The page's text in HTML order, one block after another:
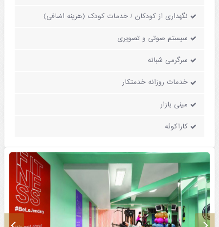
نگهداری از کودکان / خدمات کودک (هزینه اضافی)
سیستم صوتی و تصویری
سرگرمی شبانه
خدمات روزانه خدمتکار
مینی بازار
کاراکوئه